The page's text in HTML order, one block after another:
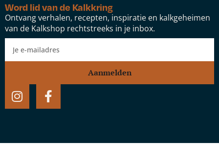
Word lid van de Kalkkring
Ontvang verhalen, recepten, inspiratie en kalkgeheimen
van de Kalkshop rechtstreeks in je inbox.
Aanmelden